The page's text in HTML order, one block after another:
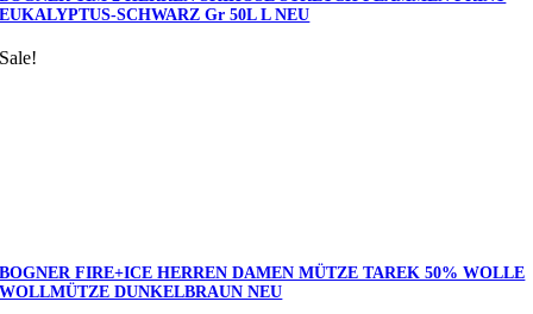
EUKALYPTUS-SCHWARZ Gr 50L L NEU
Sale!
BOGNER FIRE+ICE HERREN DAMEN MÜTZE TAREK 50% WOLLE
WOLLMÜTZE DUNKELBRAUN NEU